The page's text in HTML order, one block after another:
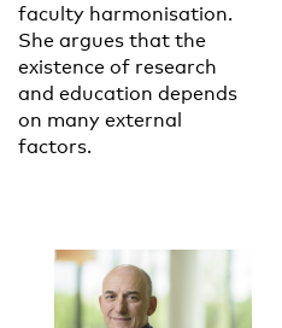
faculty harmonisation.
She argues that the
existence of research
and education depends
on many external
factors.